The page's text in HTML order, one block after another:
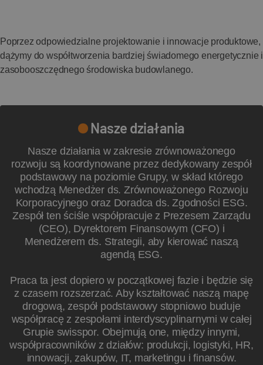
i poprawiać nasze systemy produktowe, zachowując
równowagę między funkcją, zrównoważonym rozwojem a
estetyką.
Poprzez odpowiedzialne projektowanie i innowacje produktowe,
dążymy do współtworzenia bardziej świadomego energetycznie i
zasobooszczędnego środowiska budowlanego.
Nasze działania w zakresie zrównoważonego
rozwoju są koordynowane przez dedykowany zespół
podstawowy na poziomie Grupy, w skład którego
wchodzą Menedżer ds. Zrównoważonego Rozwoju
Korporacyjnego oraz Doradca ds. Zgodności ESG.
Zespół ten ściśle współpracuje z Prezesem Zarządu
(CEO), Dyrektorem Finansowym (CFO) i
Menedżerem ds. Strategii, aby kierować naszą
agendą ESG.
Praca ta jest dopiero w początkowej fazie i będzie się
z czasem rozszerzać. Aby kształtować naszą mapę
drogową, zespół podstawowy stopniowo buduje
współpracę z zespołami interdyscyplinarnymi w całej
Grupie swisspor. Obejmują one, między innymi,
współpracowników z działów: produkcji, logistyki, HR,
innowacji, zakupów, IT, marketingu i finansów.
Nasze działania